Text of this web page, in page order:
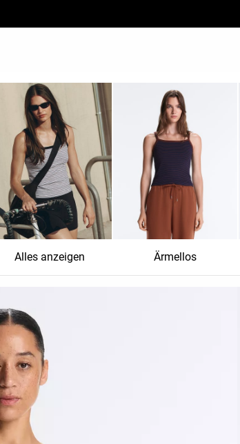
Alles anzeigen Ärmellos